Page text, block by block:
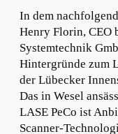
In dem
Henry Florin, CEO
Systemtechnik
Hintergründe zum
der Lübecker
Das in Wesel
LASE PeCo ist
Scanner-